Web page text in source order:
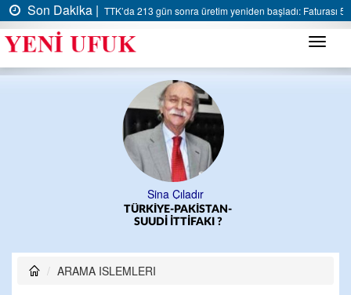
Son Dakika | TTK’da 213 gün sonra üretim yeniden başladı: Faturası 5
Menü
Sina Çıladır
TÜRKİYE-PAKİSTAN-
SUUDİ İTTİFAKI ?
ARAMA ISLEMLERI